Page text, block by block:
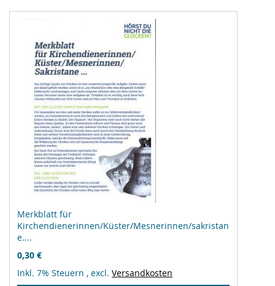
Merkblatt für
Kirchendienerinnen/Küster/Mesnerinnen/sakristan
e....
0,30 €
Inkl. 7% Steuern , excl. Versandkosten